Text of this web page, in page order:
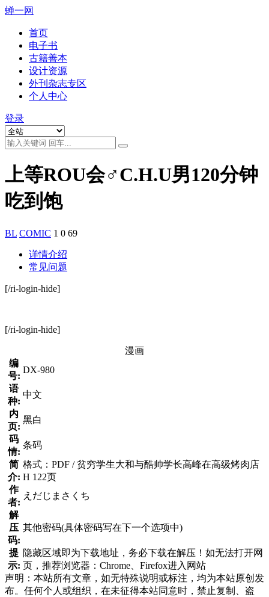
蝉一网
首页
电子书
古籍善本
设计资源
外刊杂志专区
个人中心
登录
上等ROU会♂C.H.U男120分钟
吃到饱
BL COMIC 1 0 69
详情介绍
常见问题
[/ri-login-hide]
[/ri-login-hide]
漫画
编
号:
DX-980
语
种:
中文
内
页:
黑白
码
情:
条码
简
介:
格式：PDF / 贫穷学生大和与酷帅学长高峰在高级烤肉店
H 122页
作
者:
えだじまさくち
解
压
码:
其他密码(具体密码写在下一个选项中)
提
示:
隐藏区域即为下载地址，务必下载在解压！如无法打开网
页，推荐浏览器：Chrome、Firefox进入网站
声明：本站所有文章，如无特殊说明或标注，均为本站原创发
布。任何个人或组织，在未征得本站同意时，禁止复制、盗